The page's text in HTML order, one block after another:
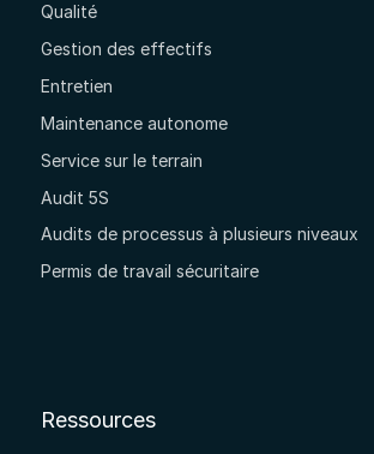
Qualité
Gestion des effectifs
Entretien
Maintenance autonome
Service sur le terrain
Audit 5S
Audits de processus à plusieurs niveaux
Permis de travail sécuritaire
Ressources